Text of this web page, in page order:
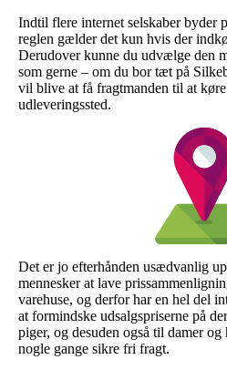
Indtil flere internet selskaber byder
reglen gælder det kun hvis der
Derudover kunne du udvælge den
som gerne – om du bor tæt på
vil blive at få fragtmanden til at
udleveringssted.
Det er jo efterhånden usædvanlig
mennesker at lave
varehuse, og derfor har en hel del
at formindske udsalgspriserne på
piger, og desuden også til damer
nogle gange sikre fri fragt.